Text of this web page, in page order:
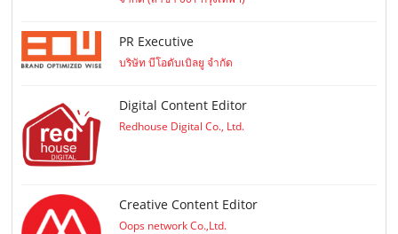
PR Executive
บริษัท บีโอดับเบิลยู จำกัด
Digital Content Editor
Redhouse Digital Co., Ltd.
Creative Content Editor
Oops network Co.,Ltd.